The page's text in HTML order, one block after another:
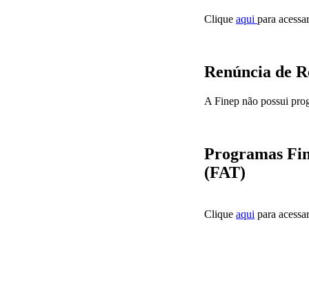
Clique aqui para
Renúncia de
A Finep não possui
Programas
(FAT)
Clique aqui para